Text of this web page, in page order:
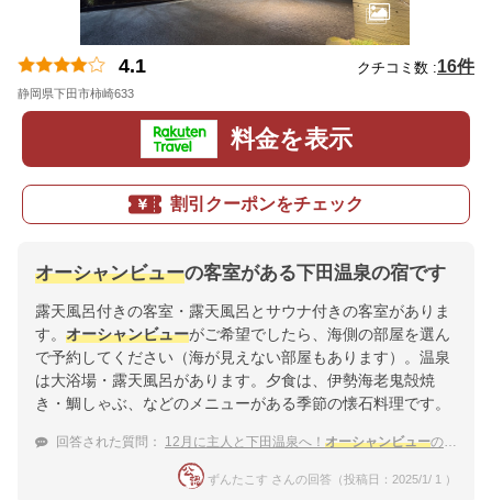
4.1 クチコミ数 :16件
静岡県下田市柿崎633
料金を表示
割引クーポンをチェック
オーシャンビューの客室がある下田温泉の宿です
露天風呂付きの客室・露天風呂とサウナ付きの客室がありま
す。 オーシャンビューがご希望でしたら、海側の部屋を選ん
で予約してください（海が見えない部屋もあります）。温泉
は大浴場・露天風呂があります。夕食は、伊勢海老鬼殻焼
き・鯛しゃぶ、などのメニューがある季節の懐石料理です。
回答された質問： 12月に主人と下田温泉へ！ オーシャンビューのお部屋がある宿を教えて！
ずんたこす さんの回答（投稿日：2025/1/ 1 ）